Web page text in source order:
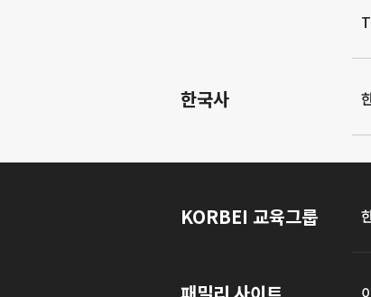
한국사
KORBEI 교육그룹